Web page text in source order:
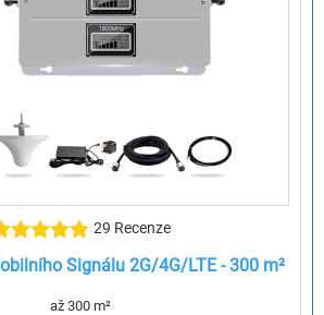
29 Recenze
Signálu 2G/4G/LTE - 300 m²
až 300 m²